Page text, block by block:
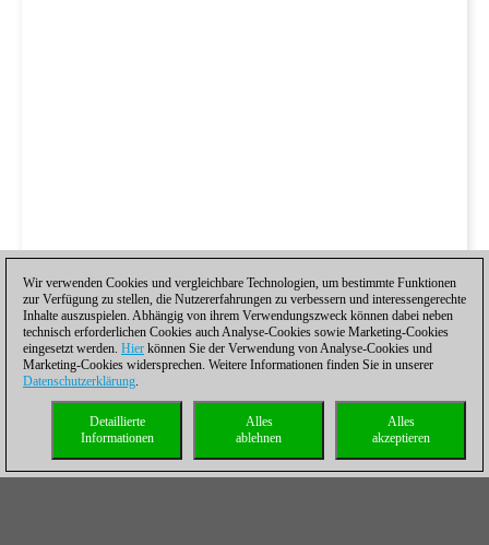
Wir verwenden Cookies und vergleichbare Technologien, um bestimmte Funktionen
zur Verfügung zu stellen, die Nutzererfahrungen zu verbessern und interessengerechte
Inhalte auszuspielen. Abhängig von ihrem Verwendungszweck können dabei neben
technisch erforderlichen Cookies auch Analyse-Cookies sowie Marketing-Cookies
eingesetzt werden. Hier können Sie der Verwendung von Analyse-Cookies und
Marketing-Cookies widersprechen. Weitere Informationen finden Sie in unserer
Datenschutzerklärung.
Alles
akzeptieren
Alles
ablehnen
Detaillierte
Informationen